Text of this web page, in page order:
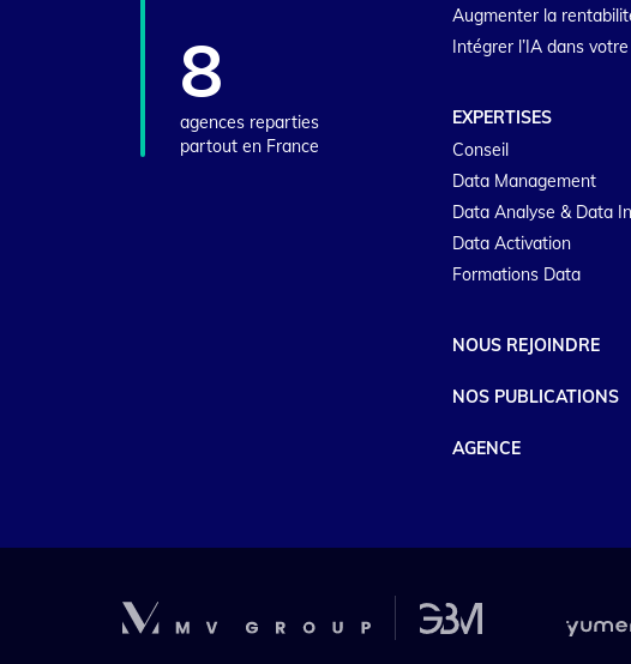
8
agences reparties
partout en France
Augmenter la
Intégrer l’IA dans
EXPERTISES
Conseil
Data Management
Data Analyse & Data
Data Activation
Formations Data
NOUS REJOINDRE
NOS PUBLICATIONS
AGENCE